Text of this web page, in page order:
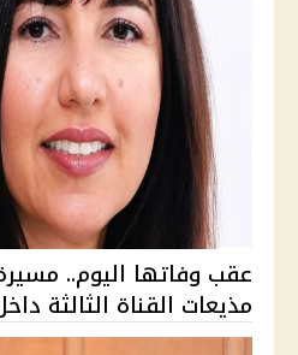
عقب وفاتها اليوم..
مذيعات القناة الثالثة